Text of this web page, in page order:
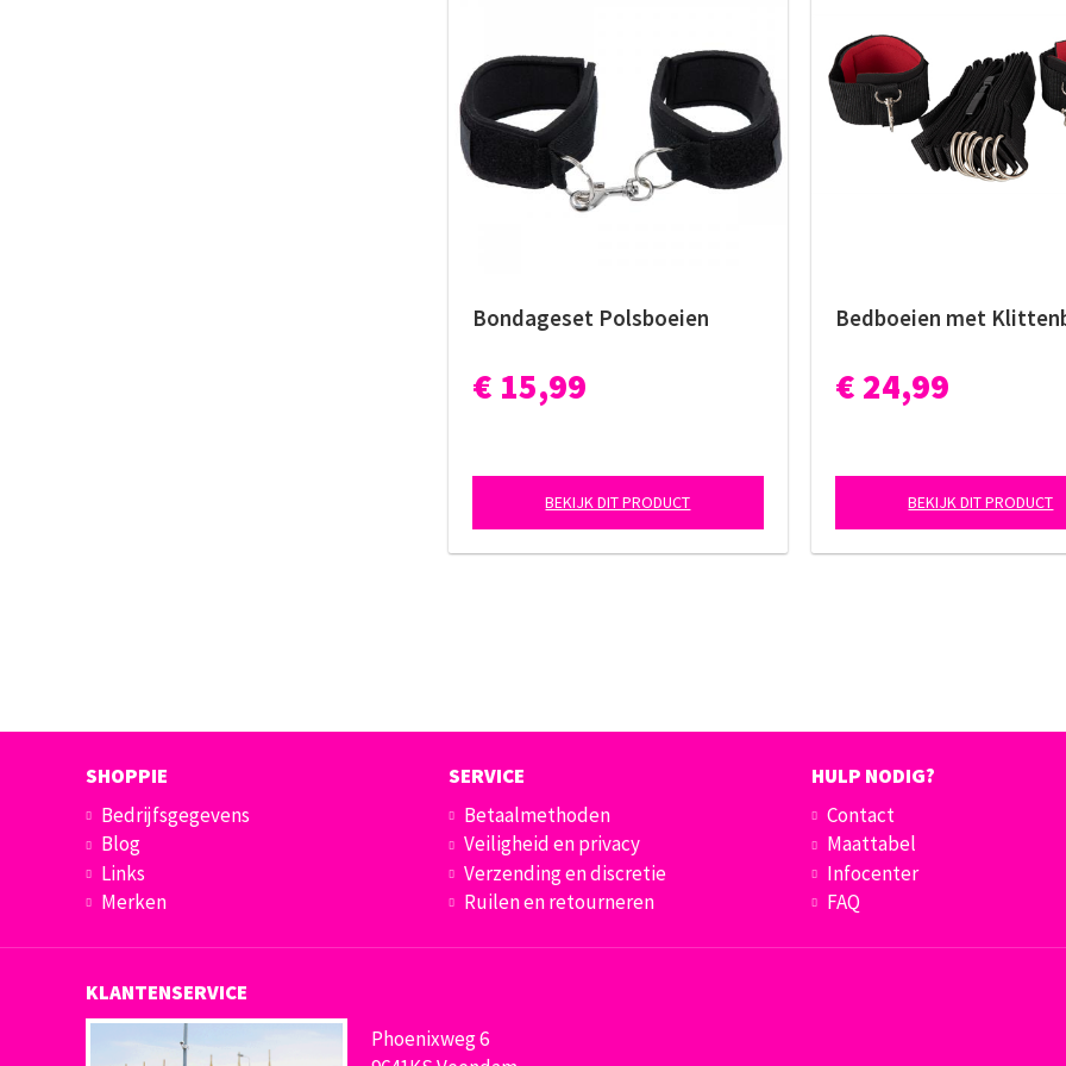
Bondageset Polsboeien
€ 15,99
BEKIJK DIT PRODUCT
Bedboeien met
€ 24,99
BEKIJK DIT PRODUCT
SHOPPIE
Bedrijfsgegevens
Blog
Links
Merken
SERVICE
Betaalmethoden
Veiligheid en privacy
Verzending en discretie
Ruilen en retourneren
HULP NODIG?
Contact
Maattabel
Infocenter
FAQ
KLANTENSERVICE
Phoenixweg 6